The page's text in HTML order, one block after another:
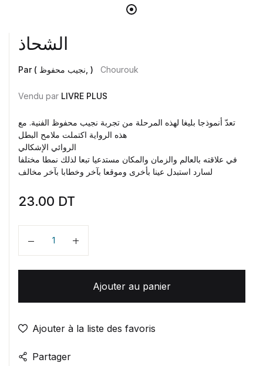
الشحاذ
Par ( نجيب محفوظ, ) Chourouk
Vendu par LIVRE PLUS
تعدّ أنموذجا بليغا لهذه المرحلة من تجربة نجيب محفوظ الفنية. مع
هذه الرواية اكتملت ملامح البطل
الروائي الإشكالي
في علاقته بالعالم والزمان والمكان مستدعيا تبعا لذلك نمطا مختلفا
لسارد استبدل عينا بأخرى وموقعا بآخر وخطابا بآخر مخالف
23.00 DT
Quantité
Ajouter au panier
Ajouter à la liste des favoris
Partager